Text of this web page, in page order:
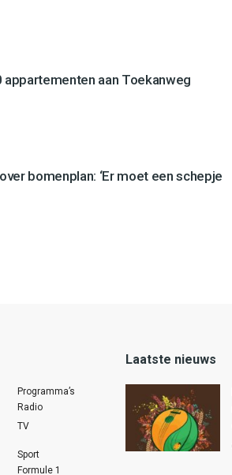
appartementen aan Toekanweg
bomenplan: ‘Er moet een schepje
Programma’s
Radio
TV
Sport
Formule 1
Laatste nieuws